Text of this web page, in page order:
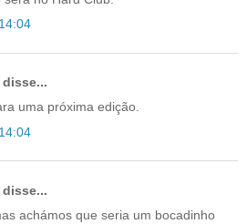
disse...
uma próxima edição.
disse...
achámos que seria um bocadinho